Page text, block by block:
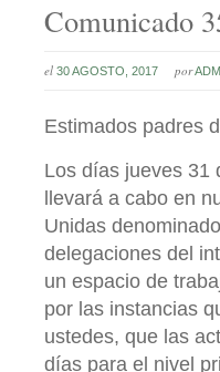
Comunicado
el 30 AGOSTO, 2017 por
Estimados padres
Los días jueves 31
llevará a cabo en
Unidas
delegaciones del
un espacio de
por las instancias
ustedes, que las
días para el nivel